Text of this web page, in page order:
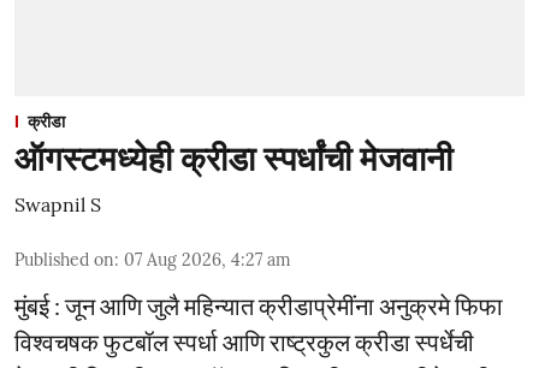
क्रीडा
ऑगस्टमध्येही क्रीडा स्पर्धांची मेजवानी
Swapnil S
Published on: 07 Aug 2026, 4:27 am
मुंबई : जून आणि जुलै महिन्यात क्रीडाप्रेमींना अनुक्रमे फिफा
विश्वचषक फुटबॉल स्पर्धा आणि राष्ट्रकुल क्रीडा स्पर्धेची